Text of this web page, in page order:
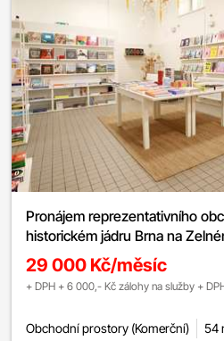
Pronájem reprezentativního
historickém jádru Brna na
sklad
29 000 Kč/měsíc
+ DPH + 6 000,- Kč zálohy na služby +
Obchodní prostory (Komerční) 54